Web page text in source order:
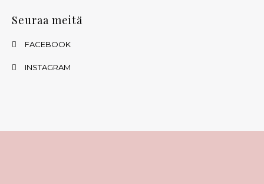
Seuraa meitä
FACEBOOK
INSTAGRAM